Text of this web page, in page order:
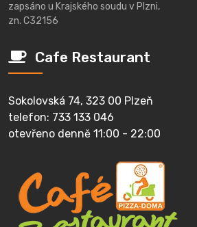
zapsáno u Krajského soudu v Plzni,
zn. C32156
Cafe Restaurant
Sokolovská 74, 323 00 Plzeň
telefon: 733 133 046
otevřeno denně 11:00 - 22:00